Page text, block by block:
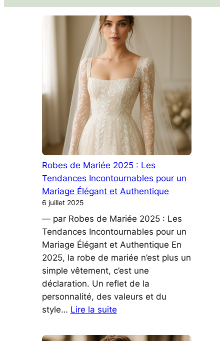
Robes de Mariée 2025 : Les
Tendances Incontournables pour un
Mariage Élégant et Authentique
6 juillet 2025
— par Robes de Mariée 2025 : Les
Tendances Incontournables pour un
Mariage Élégant et Authentique En
2025, la robe de mariée n’est plus un
simple vêtement, c’est une
déclaration. Un reflet de la
personnalité, des valeurs et du
style… Lire la suite:
de